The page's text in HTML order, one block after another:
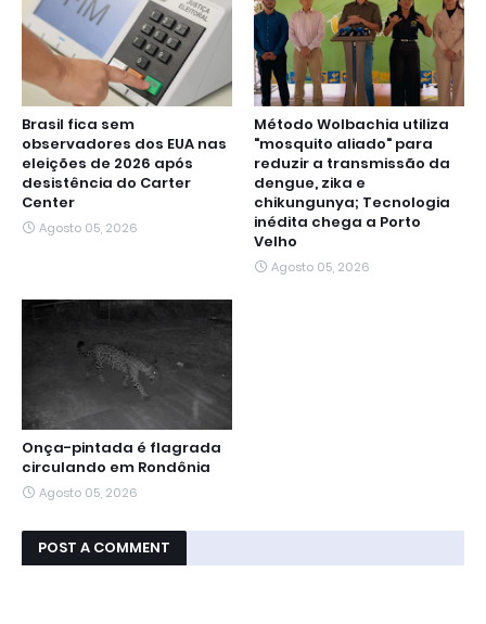
Brasil fica sem
observadores dos EUA nas
eleições de 2026 após
desistência do Carter
Center
Agosto 05, 2026
Método Wolbachia utiliza
"mosquito aliado" para
reduzir a transmissão da
dengue, zika e
chikungunya; Tecnologia
inédita chega a Porto
Velho
Agosto 05, 2026
Onça-pintada é flagrada
circulando em Rondônia
Agosto 05, 2026
POST A COMMENT